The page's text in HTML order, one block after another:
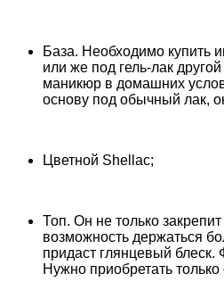
База. Необходимо купить
или же под гель-лак
маникюр в домашних
основу под обычный лак,
Цветной Shellac;
Топ. Он не только
возможность держаться
придаст глянцевый
Нужно приобретать